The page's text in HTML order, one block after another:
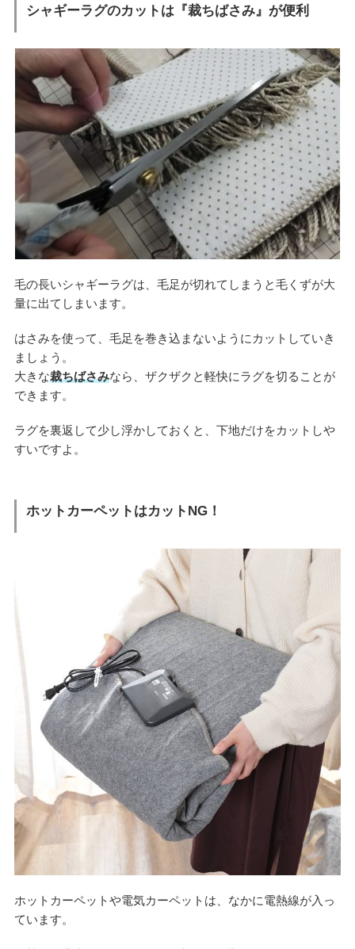
シャギーラグのカットは『裁ちばさみ』が便利
毛の長いシャギーラグは、毛足が切れてしまうと毛くずが大
量に出てしまいます。
はさみを使って、毛足を巻き込まないようにカットしていき
ましょう。
大きな裁ちばさみなら、ザクザクと軽快にラグを切ることが
できます。
ラグを裏返して少し浮かしておくと、下地だけをカットしや
すいですよ。
ホットカーペットはカットNG！
ホットカーペットや電気カーペットは、なかに電熱線が入っ
ています。